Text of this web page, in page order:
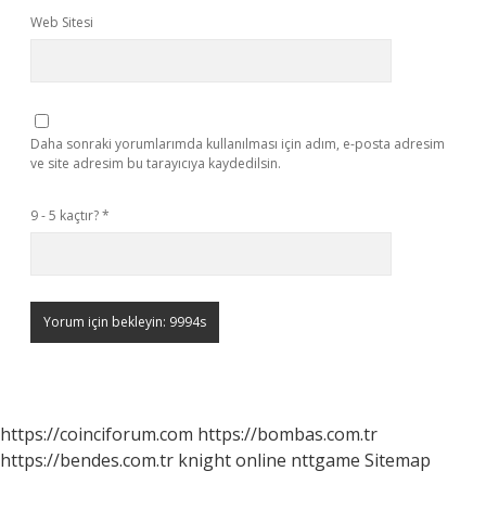
Web Sitesi
Daha sonraki yorumlarımda kullanılması için adım, e-posta adresim
ve site adresim bu tarayıcıya kaydedilsin.
9 - 5 kaçtır?*
https://coinciforum.com https://bombas.com.tr
https://bendes.com.tr knight online nttgame Sitemap